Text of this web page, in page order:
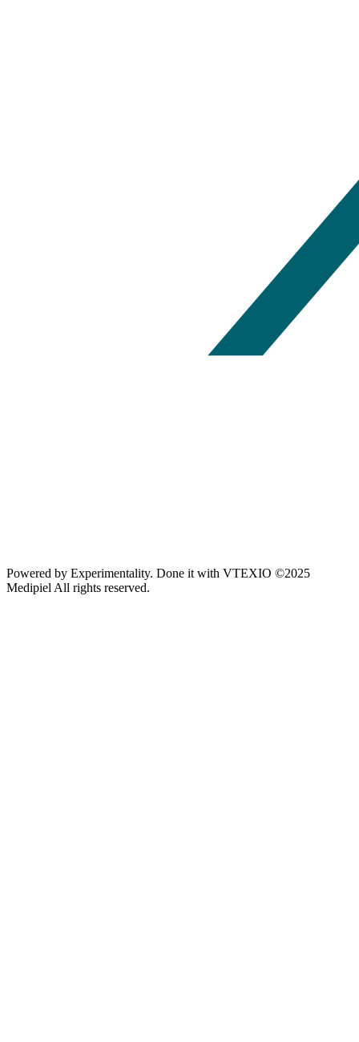
Powered by Experimentality. Done it with VTEXIO ©2025
Medipiel All rights reserved.